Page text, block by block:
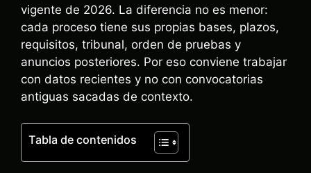
vigente de 2026. La diferencia no es menor:
cada proceso tiene sus propias bases, plazos,
requisitos, tribunal, orden de pruebas y
anuncios posteriores. Por eso conviene trabajar
con datos recientes y no con convocatorias
antiguas sacadas de contexto.
Tabla de contenidos